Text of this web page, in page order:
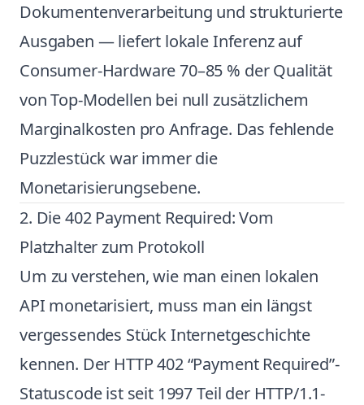
Dokumentenverarbeitung und strukturierte
Ausgaben — liefert lokale Inferenz auf
Consumer-Hardware 70–85 % der Qualität
von Top-Modellen bei null zusätzlichem
Marginalkosten pro Anfrage. Das fehlende
Puzzlestück war immer die
Monetarisierungsebene.
2. Die 402 Payment Required: Vom
Platzhalter zum Protokoll
Um zu verstehen, wie man einen lokalen
API monetarisiert, muss man ein längst
vergessendes Stück Internetgeschichte
kennen. Der HTTP 402 “Payment Required”-
Statuscode ist seit 1997 Teil der HTTP/1.1-